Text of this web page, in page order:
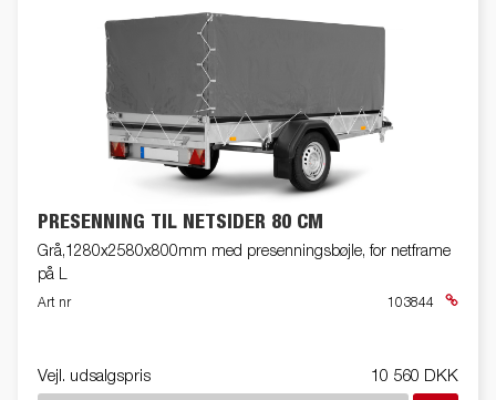
PRESENNING TIL NETSIDER 80 CM
Grå,1280x2580x800mm med presenningsbøjle, for netframe
på L
Art nr 103844
Vejl. udsalgspris 10 560 DKK